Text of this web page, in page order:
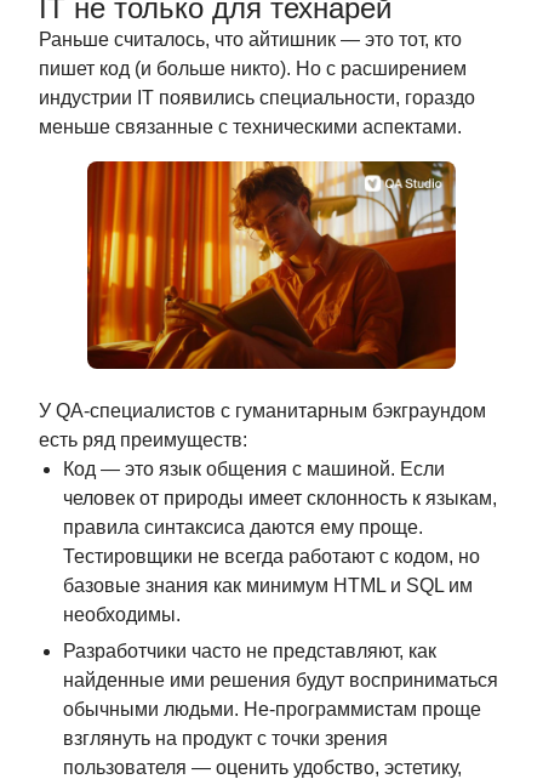
IT не только для технарей
Раньше считалось, что айтишник — это тот, кто
пишет код (и больше никто). Но с расширением
индустрии IT появились специальности, гораздо
меньше связанные с техническими аспектами.
У QA-специалистов с гуманитарным бэкграундом
есть ряд преимуществ:
Код — это язык общения с машиной. Если
человек от природы имеет склонность к языкам,
правила синтаксиса даются ему проще.
Тестировщики не всегда работают с кодом, но
базовые знания как минимум HTML и SQL им
необходимы.
Разработчики часто не представляют, как
найденные ими решения будут восприниматься
обычными людьми. Не-программистам проще
взглянуть на продукт с точки зрения
пользователя — оценить удобство, эстетику,